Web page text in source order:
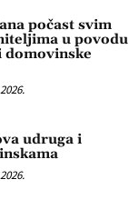
počast svim
u povodu
domovinske
udruga i